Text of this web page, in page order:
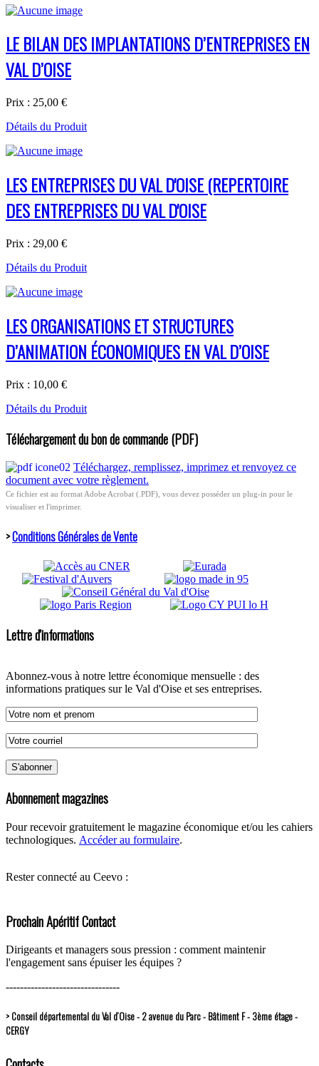
LE BILAN DES IMPLANTATIONS D’ENTREPRISES EN
VAL D’OISE
Prix : 25,00 €
Détails du Produit
LES ENTREPRISES DU VAL D'OISE (REPERTOIRE
DES ENTREPRISES DU VAL D'OISE
Prix : 29,00 €
Détails du Produit
LES ORGANISATIONS ET STRUCTURES
D’ANIMATION ÉCONOMIQUES EN VAL D’OISE
Prix : 10,00 €
Détails du Produit
Téléchargement du bon de commande (PDF)
Téléchargez, remplissez, imprimez et renvoyez ce
document avec votre règlement.
Ce fichier est au format Adobe Acrobat (.PDF), vous devez posséder un plug-in pour le
visualiser et l'imprimer.
>Conditions Générales de Vente
Lettre d'informations
Abonnez-vous à notre lettre économique mensuelle : des
informations pratiques sur le Val d'Oise et ses entreprises.
Abonnement magazines
Pour recevoir gratuitement le magazine économique et/ou les cahiers
technologiques. Accéder au formulaire.
Rester connecté au Ceevo :
Prochain Apéritif Contact
Dirigeants et managers sous pression : comment maintenir
l'engagement sans épuiser les équipes ?
--------------------------------
> Conseil départemental du Val d’Oise - 2 avenue du Parc - Bâtiment F - 3ème étage -
CERGY